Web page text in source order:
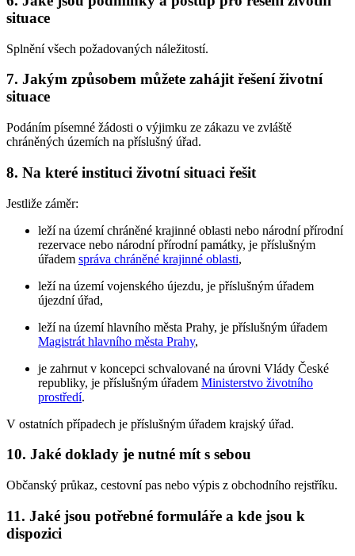
situace
Splnění všech požadovaných náležitostí.
7. Jakým způsobem můžete zahájit řešení životní
situace
Podáním písemné žádosti o výjimku ze zákazu ve zvláště
chráněných územích na příslušný úřad.
8. Na které instituci životní situaci řešit
Jestliže záměr:
leží na území chráněné krajinné oblasti nebo národní přírodní
rezervace nebo národní přírodní památky, je příslušným
úřadem správa chráněné krajinné oblasti,
leží na území vojenského újezdu, je příslušným úřadem
újezdní úřad,
leží na území hlavního města Prahy, je příslušným úřadem
Magistrát hlavního města Prahy,
je zahrnut v koncepci schvalované na úrovni Vlády České
republiky, je příslušným úřadem Ministerstvo životního
prostředí.
V ostatních případech je příslušným úřadem krajský úřad.
10. Jaké doklady je nutné mít s sebou
Občanský průkaz, cestovní pas nebo výpis z obchodního rejstříku.
11. Jaké jsou potřebné formuláře a kde jsou k
dispozici